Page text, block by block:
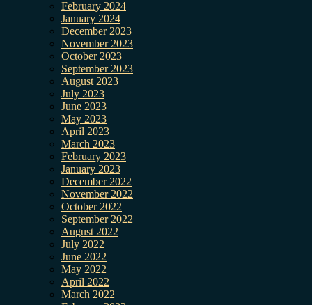
February 2024
January 2024
December 2023
November 2023
October 2023
September 2023
August 2023
July 2023
June 2023
May 2023
April 2023
March 2023
February 2023
January 2023
December 2022
November 2022
October 2022
September 2022
August 2022
July 2022
June 2022
May 2022
April 2022
March 2022